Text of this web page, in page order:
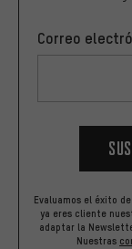
Correo
Evaluamos el éxito
ya eres cliente
adaptar la
Nuestras